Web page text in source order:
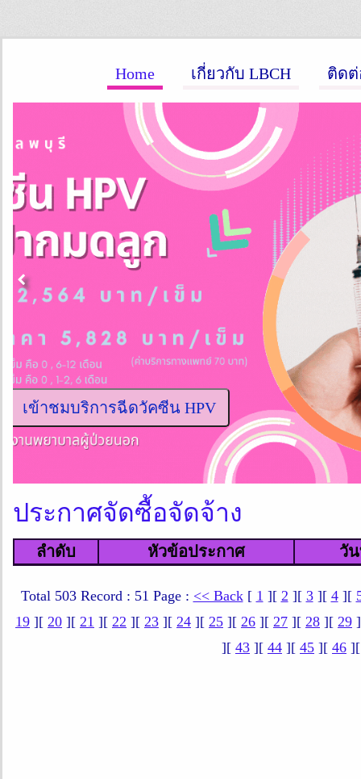
Home เกี่ยวกับ LBCH ติดต่
ประกาศจัดซื้อจัดจ้าง
ลำดับ หัวข้อประกาศ วั
Total 503 Record : 51 Page : << Back[ 1 ][ 2 ][ 3][ 4][
19 ][ 20 ][ 21 ][ 22 ][ 23 ][ 24 ][ 25 ][ 26 ][ 27 ][ 28 ][ 29
][ 43 ][ 44 ][ 45 ][ 46